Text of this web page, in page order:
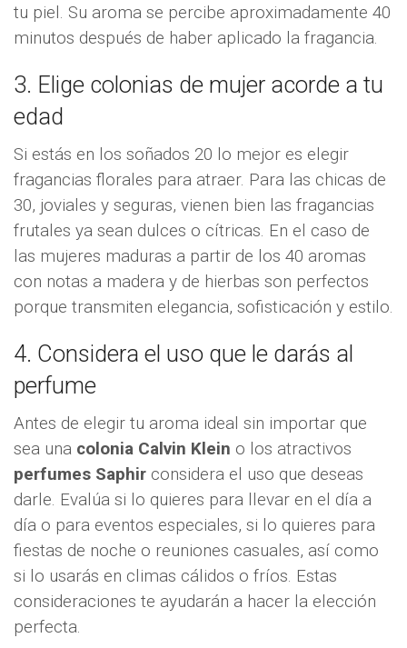
tu piel. Su aroma se percibe aproximadamente 40
minutos después de haber aplicado la fragancia.
3. Elige colonias de mujer acorde a tu
edad
Si estás en los soñados 20 lo mejor es elegir
fragancias florales para atraer. Para las chicas de
30, joviales y seguras, vienen bien las fragancias
frutales ya sean dulces o cítricas. En el caso de
las mujeres maduras a partir de los 40 aromas
con notas a madera y de hierbas son perfectos
porque transmiten elegancia, sofisticación y estilo.
4. Considera el uso que le darás al
perfume
Antes de elegir tu aroma ideal sin importar que
sea una colonia Calvin Klein o los atractivos
perfumes Saphir considera el uso que deseas
darle. Evalúa si lo quieres para llevar en el día a
día o para eventos especiales, si lo quieres para
fiestas de noche o reuniones casuales, así como
si lo usarás en climas cálidos o fríos. Estas
consideraciones te ayudarán a hacer la elección
perfecta.